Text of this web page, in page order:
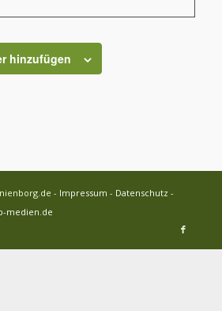
hinzufügen
- Impressum - Datenschutz -
medien.de